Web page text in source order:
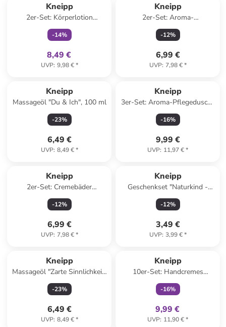
Kneipp
2er-Set: Körperlotion
"Sensitiv", je 200 ml
-14%
8,49 €
UVP: 9,98 €*
Kneipp
2er-Set: Aroma-
Pflegeschaumbad
"Tiefenentspannung", je 400
-12%
6,99 €
UVP: 7,98 €*
Kneipp
Massageöl "Du & Ich", 100 ml
-23%
6,49 €
UVP: 8,49 €*
Kneipp
3er-Set: Aroma-Pflegedusche
"Kleine Auszeit", je 200 ml
-16%
9,99 €
UVP: 11,97 €*
Kneipp
2er-Set: Cremebäder
"Hautzarte Verwöhnung", je
400 ml
-12%
6,99 €
UVP: 7,98 €*
Kneipp
Geschenkset "Naturkind -
Tatütata" - á 3 Stück
-12%
3,49 €
UVP: 3,99 €*
Kneipp
Massageöl "Zarte Sinnlichkeit"
- 100 ml
-23%
6,49 €
UVP: 8,49 €*
Kneipp
10er-Set: Handcremes
"Express Pflege", je 20 ml
-16%
9,99 €
UVP: 11,90 €*